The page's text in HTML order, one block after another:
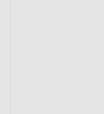
ons voorop,